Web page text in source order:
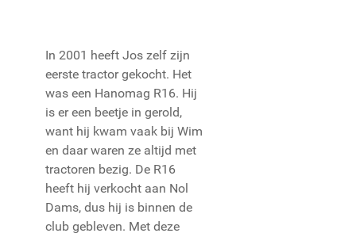
In 2001 heeft Jos zelf zijn
eerste tractor gekocht. Het
was een Hanomag R16. Hij
is er een beetje in gerold,
want hij kwam vaak bij Wim
en daar waren ze altijd met
tractoren bezig. De R16
heeft hij verkocht aan Nol
Dams, dus hij is binnen de
club gebleven. Met deze